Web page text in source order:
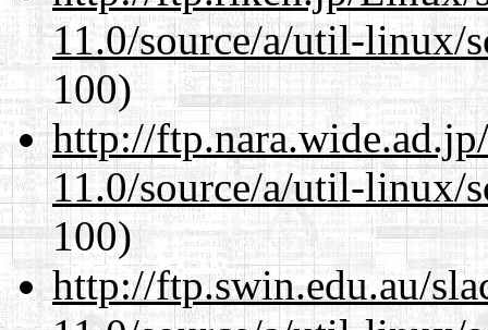
11.0/source/a/util-linux/
100)
http://
11.0/source/a/util-linux/
100)
http://ftp.swin.edu.au/